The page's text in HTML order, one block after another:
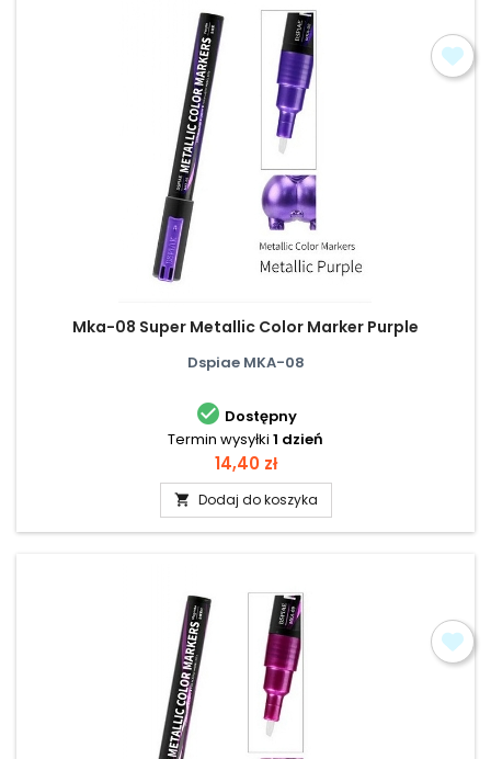
Mka-08 Super Metallic Color Marker Purple
Dspiae MKA-08
 Dostępny
Termin wysyłki 1 dzień
Cena
14,40 zł
 Dodaj do koszyka